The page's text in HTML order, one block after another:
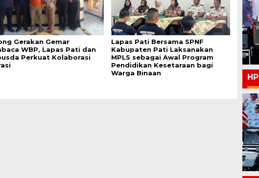
Gerakan Gemar
WBP, Lapas Pati dan
Perkuat Kolaborasi
Lapas Pati Bersama SPNF
Kabupaten Pati Laksanakan
MPLS sebagai Awal Program
Pendidikan Kesetaraan bagi
Warga Binaan